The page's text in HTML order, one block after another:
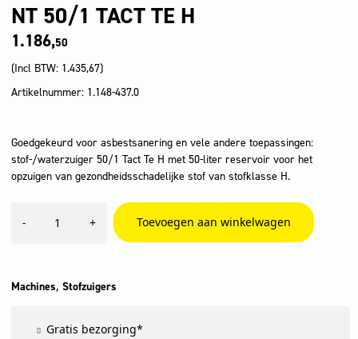
NT 50/1 TACT TE H
1.186,50
(Incl BTW: 1.435,67)
Artikelnummer: 1.148-437.0
Goedgekeurd voor asbestsanering en vele andere toepassingen:
stof-/waterzuiger 50/1 Tact Te H met 50-liter reservoir voor het
opzuigen van gezondheidsschadelijke stof van stofklasse H.
-
50/1
aantal
+ Toevoegen aan winkelwagen
Machines, Stofzuigers
Gratis bezorging*